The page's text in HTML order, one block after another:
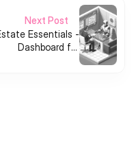
Next Post
Essentials -
Dashboard für